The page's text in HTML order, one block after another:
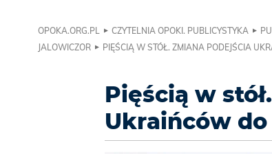
OPOKA.ORG.PL CZYTELNIA OPOKI. PUBLICYSTYKA
JALOWICZOR
PIĘŚCIĄ W STÓŁ. ZMIANA PODEJŚCIA
Pięścią w
Ukraińców do